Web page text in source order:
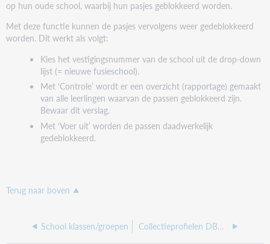
op hun oude school, waarbij hun pasjes geblokkeerd worden.
Met deze functie kunnen de pasjes vervolgens weer gedeblokkeerd
worden. Dit werkt als volgt:
Kies het vestigingsnummer van de school uit de drop-down
lijst (= nieuwe fusieschool).
Met ‘Controle’ wordt er een overzicht (rapportage) gemaakt
van alle leerlingen waarvan de passen geblokkeerd zijn.
Bewaar dit verslag.
Met ‘Voer uit’ worden de passen daadwerkelijk
gedeblokkeerd.
Terug naar boven
School klassen/groepen Collectieprofielen DBOS (webshop)